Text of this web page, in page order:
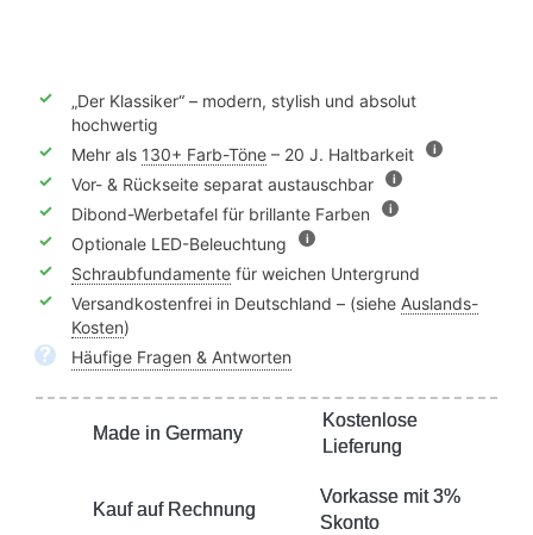
✓
„Der Klassiker“ – modern, stylish und absolut
hochwertig
✓
Mehr als 130+ Farb-Töne – 20 J. Haltbarkeit i
✓ Vor- & Rückseite separat austauschbar i
✓ Dibond-Werbetafel für brillante Farben i
✓ Optionale LED-Beleuchtung i
✓ Schraubfundamente für weichen Untergrund
✓
Versandkostenfrei in Deutschland – (siehe Auslands-
Kosten)
? Häufige Fragen & Antworten
Made in Germany
Kostenlose
Lieferung
Kauf auf Rechnung
Vorkasse mit 3%
Skonto
Made in Germany
Kostenlose
Lieferung
Kauf auf Rechnung
Vorkasse mit 3%
Skonto